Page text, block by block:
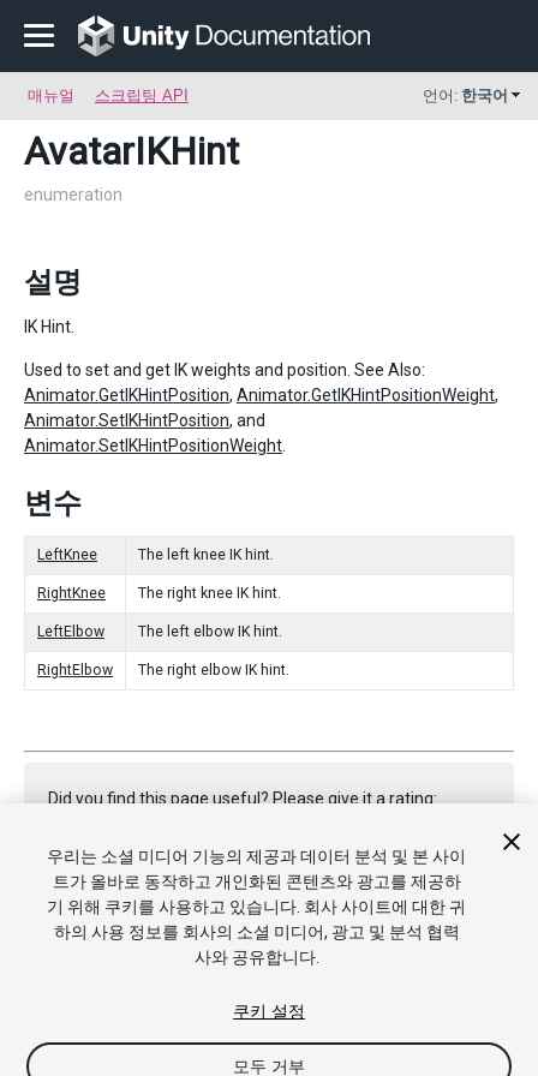
매뉴얼 스크립팅 API 언어: 한국어
AvatarIKHint
enumeration
설명
IK Hint.
Used to set and get IK weights and position. See Also:
Animator.GetIKHintPosition, Animator.GetIKHintPositionWeight,
Animator.SetIKHintPosition, and
Animator.SetIKHintPositionWeight
변수
LeftKnee The left knee IK hint.
RightKnee The right knee IK hint.
LeftElbow The left elbow IK hint.
RightElbow The right elbow IK hint.
Did you find this page useful? Please give it a rating:
Report a problem on this page
우리는 소셜 미디어 기능의 제공과 데이터 분석 및 본 사이
트가 올바로 동작하고 개인화된 콘텐츠와 광고를 제공하
기 위해 쿠키를 사용하고 있습니다. 회사 사이트에 대한 귀
하의 사용 정보를 회사의 소셜 미디어, 광고 및 분석 협력
사와 공유합니다.
쿠키 설정
모두 거부